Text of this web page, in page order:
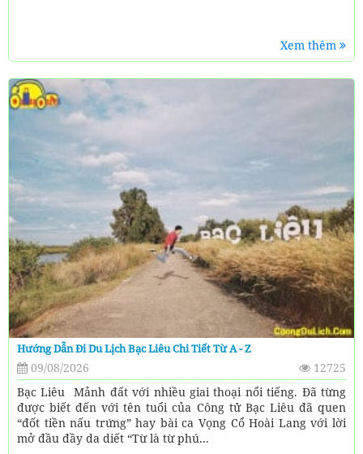
Xem thêm
Hướng Dẫn Đi Du Lịch Bạc Liêu Chi Tiết Từ A - Z
09/08/2026
12725
Bạc Liêu Mảnh đất với nhiều giai thoại nổi tiếng. Đã từng
được biết đến với tên tuổi của Công tử Bạc Liêu đã quen
“đốt tiền nấu trứng” hay bài ca Vọng Cổ Hoài Lang với lời
mở đầu đầy da diết “Từ là từ phú...